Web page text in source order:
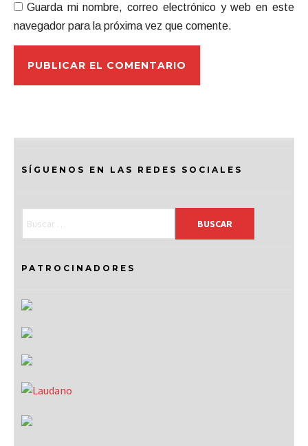
Guarda mi nombre, correo electrónico y web en este
navegador para la próxima vez que comente.
SÍGUENOS EN LAS REDES SOCIALES
PATROCINADORES